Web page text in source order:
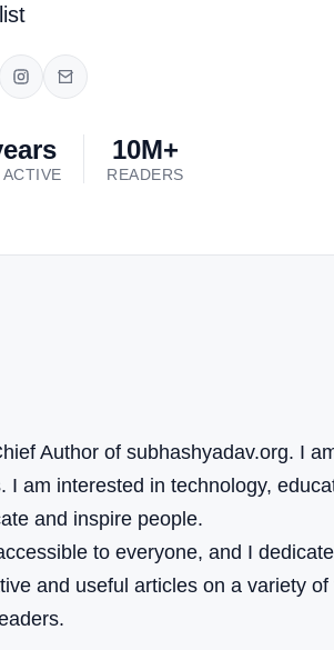
ACTIVE
10M+
READERS
Author of subhashyadav.org. I
I am interested in technology,
and inspire people.
to everyone, and I
and useful articles on a variety